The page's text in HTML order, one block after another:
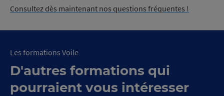
Consultez dès maintenant nos questions fréquentes !
D'autres formations qui
pourraient vous intéresser
Les formations Voile